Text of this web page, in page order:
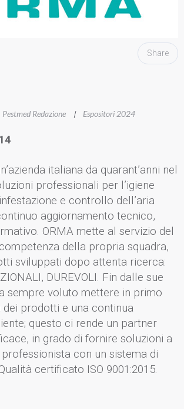
Share
Pestmed Redazione | Espositori 2024
italiana da quarant’anni nel
professionali per l’igiene
e controllo dell’aria
aggiornamento tecnico,
ORMA mette al servizio del
della propria squadra,
sviluppati dopo attenta ricerca:
DUREVOLI. Fin dalle sue
sempre voluto mettere in primo
dei prodotti e una continua
questo ci rende un partner
in grado di fornire soluzioni a
con un sistema di
certificato ISO 9001:2015.